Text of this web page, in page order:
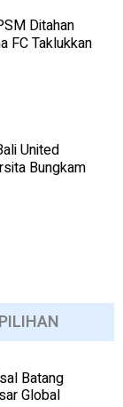
Ditahan
FC Taklukkan
United
Bungkam
PILIHAN
Batang
Global